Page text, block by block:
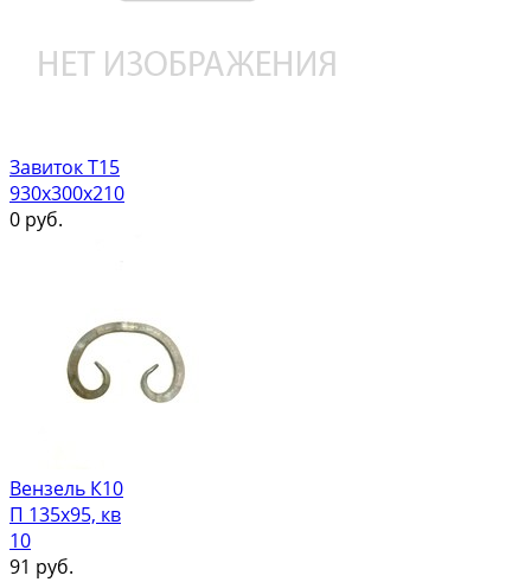
Завиток Т15
930х300х210
0 руб.
Вензель К10
П 135х95, кв
10
91 руб.